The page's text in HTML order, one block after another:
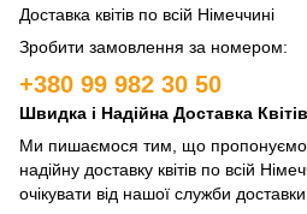
Доставка квітів по всій Німеччині
Зробити замовлення за номером:
+380 99 982 30 50
Швидка і Надійна Доставка Квітів
Ми пишаємося тим, що пропонуємо
надійну доставку квітів по всій
очікувати від нашої служби